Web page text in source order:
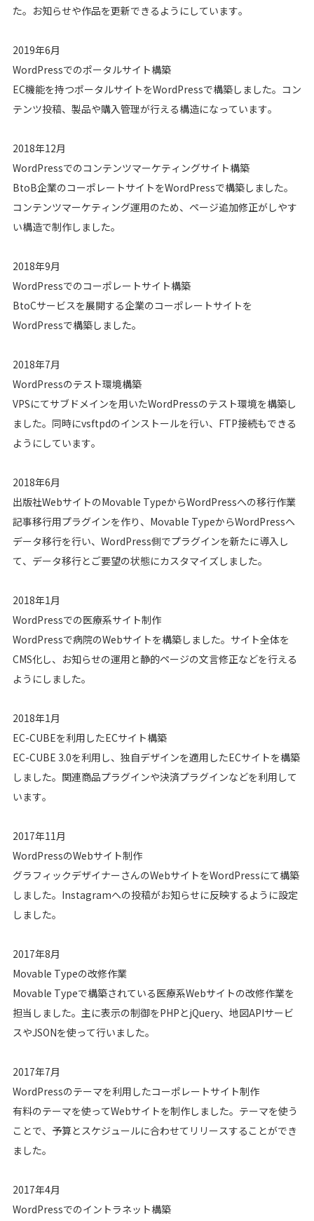
た。お知らせや作品を更新できるようにしています。
2019年6月
WordPressでのポータルサイト構築
EC機能を持つポータルサイトをWordPressで構築しました。コン
テンツ投稿、製品や購入管理が行える構造になっています。
2018年12月
WordPressでのコンテンツマーケティングサイト構築
BtoB企業のコーポレートサイトをWordPressで構築しました。
コンテンツマーケティング運用のため、ページ追加修正がしやす
い構造で制作しました。
2018年9月
WordPressでのコーポレートサイト構築
BtoCサービスを展開する企業のコーポレートサイトを
WordPressで構築しました。
2018年7月
WordPressのテスト環境構築
VPSにてサブドメインを用いたWordPressのテスト環境を構築し
ました。同時にvsftpdのインストールを行い、FTP接続もできる
ようにしています。
2018年6月
出版社WebサイトのMovable TypeからWordPressへの移行作業
記事移行用プラグインを作り、Movable TypeからWordPressへ
データ移行を行い、WordPress側でプラグインを新たに導入し
て、データ移行とご要望の状態にカスタマイズしました。
2018年1月
WordPressでの医療系サイト制作
WordPressで病院のWebサイトを構築しました。サイト全体を
CMS化し、お知らせの運用と静的ページの文言修正などを行える
ようにしました。
2018年1月
EC-CUBEを利用したECサイト構築
EC-CUBE 3.0を利用し、独自デザインを適用したECサイトを構築
しました。関連商品プラグインや決済プラグインなどを利用して
います。
2017年11月
WordPressのWebサイト制作
グラフィックデザイナーさんのWebサイトをWordPressにて構築
しました。Instagramへの投稿がお知らせに反映するように設定
しました。
2017年8月
Movable Typeの改修作業
Movable Typeで構築されている医療系Webサイトの改修作業を
担当しました。主に表示の制御をPHPとjQuery、地図APIサービ
スやJSONを使って行いました。
2017年7月
WordPressのテーマを利用したコーポレートサイト制作
有料のテーマを使ってWebサイトを制作しました。テーマを使う
ことで、予算とスケジュールに合わせてリリースすることができ
ました。
2017年4月
WordPressでのイントラネット構築